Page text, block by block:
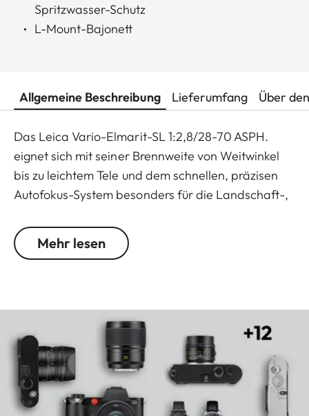
Spritzwasser-Schutz
L-Mount-Bajonett
Allgemeine Beschreibung Lieferumfang Über
Das Leica Vario-Elmarit-SL 1:2,8/28-70 ASPH.
eignet sich mit seiner Brennweite von Weitwinkel
bis zu leichtem Tele und dem schnellen, präzisen
Autofokus-System besonders für die Landschaft-,
kompakteste und leichteste Standardzoom-
Objektiv des SL-Systems. Mit gerade einmal 572g
Höchstmaß an Flexibilität und Mobilität beim
Fotografieren und Filmen. Für die ausgezeichnete
Abbildungsleistung und die konstante Blende von
1:2,8 über den gesamten Zoombereich sorgt die
hervorragende optische Konstruktion mit
asphärischen Elementen.
Mehr lesen